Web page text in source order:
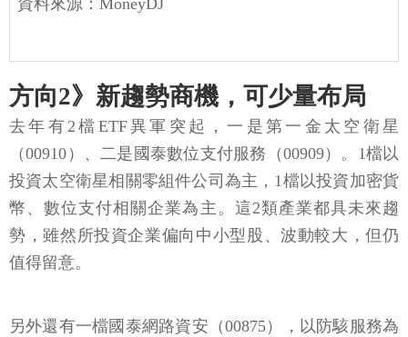
資料來源：MoneyDJ
方向2》新趨勢商機，可少量布局
去年有2檔ETF異軍突起，一是第一金太空衛星
（00910）、二是國泰數位支付服務（00909）。1檔以
投資太空衛星相關零組件公司為主，1檔以投資加密貨
幣、數位支付相關企業為主。這2類產業都具未來趨
勢，雖然所投資企業偏向中小型股、波動較大，但仍
值得留意。
另外還有一檔國泰網路資安（00875），以防駭服務為